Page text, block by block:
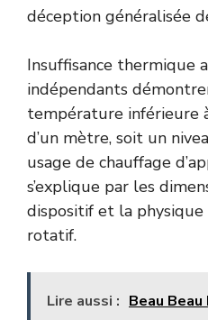
déception généralisée
Insuffisance thermique
indépendants
température inférieure
d’un mètre, soit un
usage de chauffage
s’explique par les
dispositif et la
rotatif.
Lire aussi : Beau